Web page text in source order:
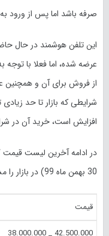
صرفه باشد اما پس از ورود
عرضه شده، اما فعلا با
از فروش برای آن و
شرایطی که بازار تا حد
افزایش است، خرید آن در
در ادامه آخرین لیست قیمت
30 بهمن ماه
99) در بازار
قیمت
42.500.000 _ 38.000.000